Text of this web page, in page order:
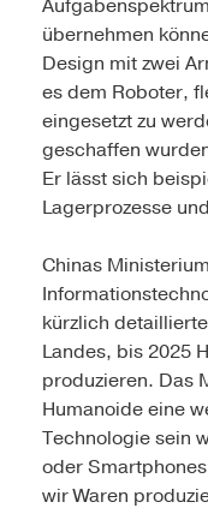
übernehmen
Design mit zwei
es dem Roboter,
eingesetzt zu
geschaffen
Er lässt sich
Lagerprozesse
Chinas
kürzlich
Landes, bis 2025
produzieren. Das
Humanoide eine
Technologie sein
oder
wir Waren